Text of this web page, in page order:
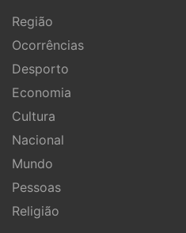
Região
Ocorrências
Desporto
Economia
Cultura
Nacional
Mundo
Pessoas
Religião